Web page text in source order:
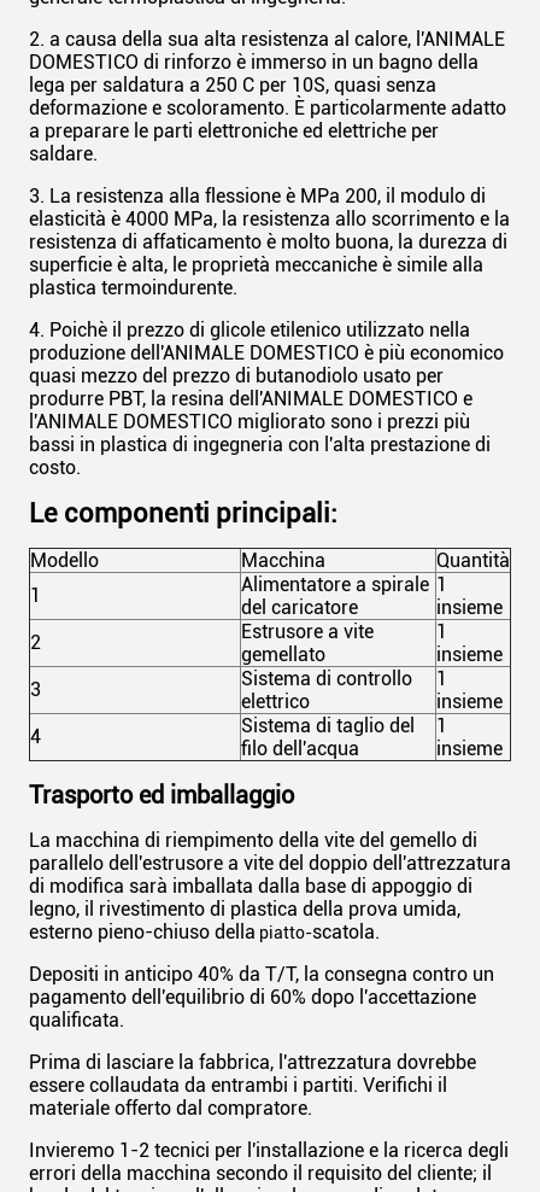
2. a causa della sua alta resistenza al calore, l'ANIMALE
DOMESTICO di rinforzo è immerso in un bagno della
lega per saldatura a 250 C per 10S, quasi senza
deformazione e scoloramento. È particolarmente adatto
a preparare le parti elettroniche ed elettriche per
saldare.
3. La resistenza alla flessione è MPa 200, il modulo di
elasticità è 4000 MPa, la resistenza allo scorrimento e la
resistenza di affaticamento è molto buona, la durezza di
superficie è alta, le proprietà meccaniche è simile alla
plastica termoindurente.
4. Poichè il prezzo di glicole etilenico utilizzato nella
produzione dell'ANIMALE DOMESTICO è più economico
quasi mezzo del prezzo di butanodiolo usato per
produrre PBT, la resina dell'ANIMALE DOMESTICO e
l'ANIMALE DOMESTICO migliorato sono i prezzi più
bassi in plastica di ingegneria con l'alta prestazione di
costo.
Le componenti principali:
Modello Macchina
Quantità
1
Alimentatore a spirale
del caricatore
1
insieme
2
Estrusore a vite
gemellato
1
insieme
3
Sistema di controllo
elettrico
1
insieme
4
Sistema di taglio del
filo dell'acqua
1
insieme
Trasporto ed imballaggio
La macchina di riempimento della vite del gemello di
parallelo dell'estrusore a vite del doppio dell'attrezzatura
di modifica sarà imballata dalla base di appoggio di
legno, il rivestimento di plastica della prova umida,
esterno pieno-chiuso della piatto-scatola.
Depositi in anticipo 40% da T/T, la consegna contro un
pagamento dell'equilibrio di 60% dopo l'accettazione
qualificata.
Prima di lasciare la fabbrica, l'attrezzatura dovrebbe
essere collaudata da entrambi i partiti. Verifichi il
materiale offerto dal compratore.
Invieremo 1-2 tecnici per l'installazione e la ricerca degli
errori della macchina secondo il requisito del cliente; il